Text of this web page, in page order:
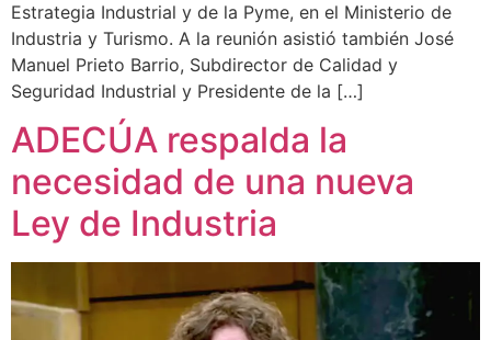
Estrategia Industrial y de la Pyme, en el Ministerio de
Industria y Turismo. A la reunión asistió también José
Manuel Prieto Barrio, Subdirector de Calidad y
Seguridad Industrial y Presidente de la […]
ADECÚA respalda la
necesidad de una nueva
Ley de Industria